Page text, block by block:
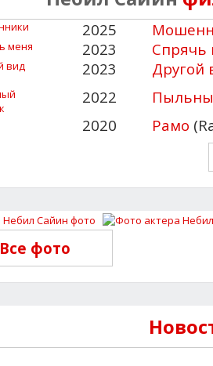
2025
2023
Спрячь
2023
Другой
2022
2020
Рамо
Все фото